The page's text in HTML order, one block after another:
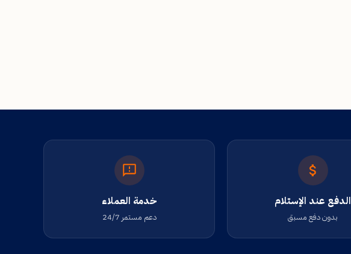
الدفع عند الإستلام
بدون دفع مسبق
خدمة العملاء
دعم مستمر 24/7